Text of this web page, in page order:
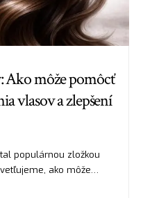
Ako môže pomôcť
vlasov a zlepšení
populárnou zložkou
ako môže…